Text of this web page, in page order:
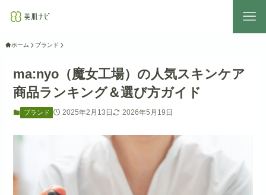
ホーム ブランド
ma:nyo（魔女工場）の人気スキンケア
商品ランキング＆選び方ガイド
ブランド 2025年2月13日 2026年5月19日